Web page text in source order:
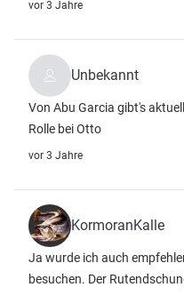
vor 3 Jahre
Unbekannt
Von Abu Garcia gibt's
Rolle bei Otto
vor 3 Jahre
KormoranKalle
Ja wurde ich auch
besuchen. Der